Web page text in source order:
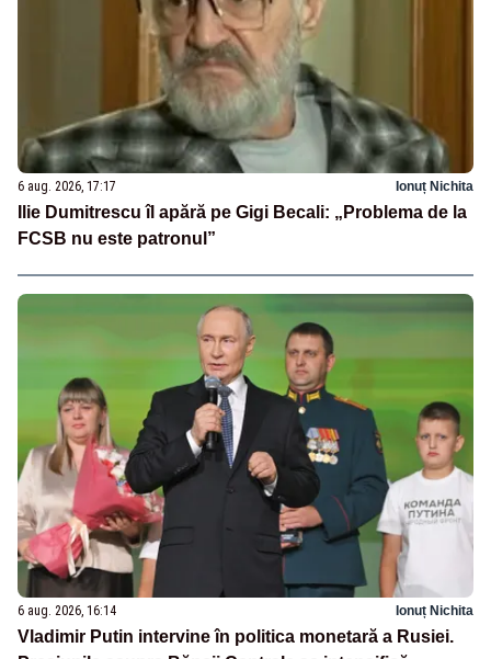
6 aug. 2026, 17:17 Ionuț Nichita
Ilie Dumitrescu îl apără pe Gigi Becali: „Problema de la
FCSB nu este patronul”
6 aug. 2026, 16:14 Ionuț Nichita
Vladimir Putin intervine în politica monetară a Rusiei.